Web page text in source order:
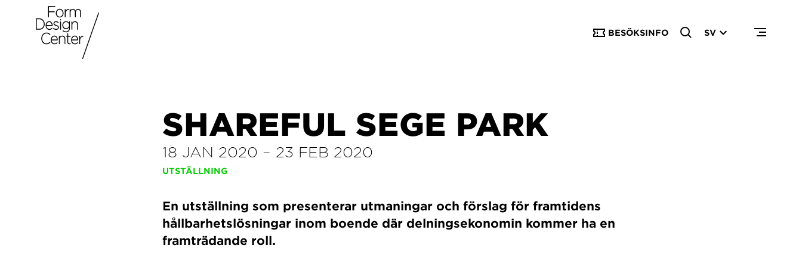
BESÖKSINFO SV
SHAREFUL SEGE PARK
18 JAN 2020 – 23 FEB 2020
UTSTÄLLNING
En utställning som presenterar utmaningar och förslag för framtidens
hållbarhetslösningar inom boende där delningsekonomin kommer ha en
framträdande roll.